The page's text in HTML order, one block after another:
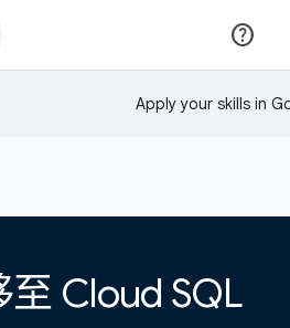
Apply your skills in
Cloud SQL